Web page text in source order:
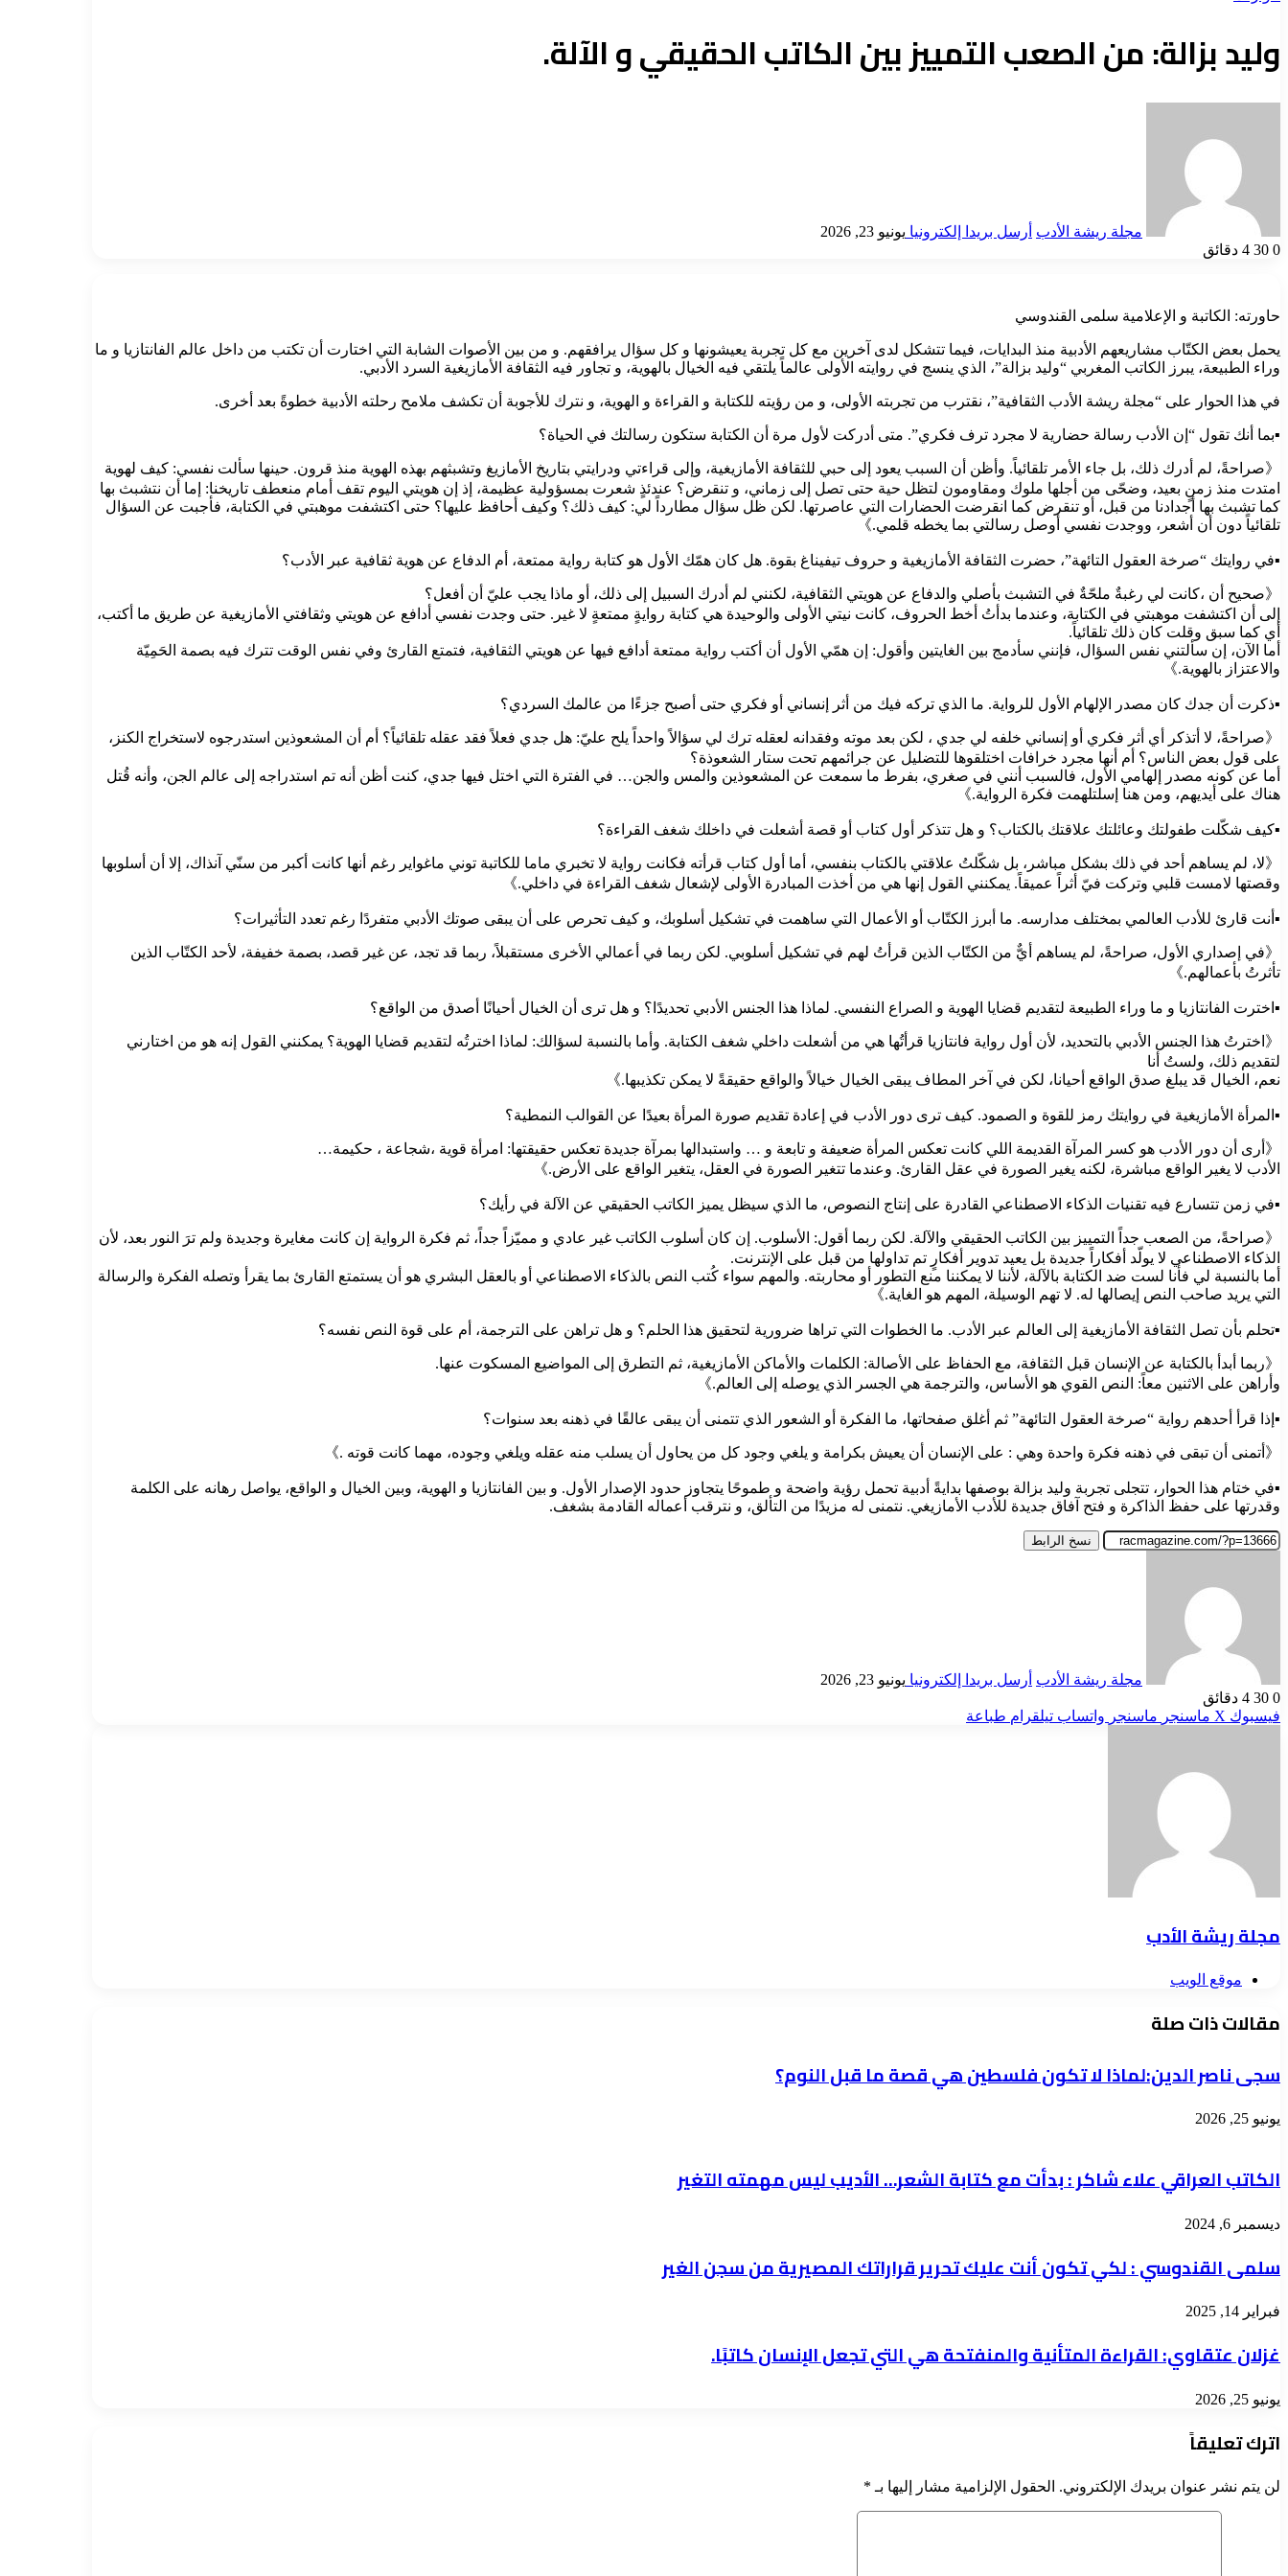
وليد بزالة: من الصعب التمييز بين الكاتب الحقيقي و الآلة.
مجلة ريشة الأدب أرسل بريدا إلكترونيا يونيو 23, 2026
0
4 دقائق
حاورته: الكاتبة و الإعلامية سلمى القندوسي
يحمل بعض الكتّاب مشاريعهم الأدبية منذ البدايات، فيما تتشكل لدى آخرين مع كل تجربة يعيشونها و كل سؤال يرافقهم. و من بين الأصوات الشابة التي اختارت أن تكتب من داخل عالم الفانتازيا و ما
وراء الطبيعة، يبرز الكاتب المغربي “وليد بزالة”، الذي ينسج في روايته الأولى عالماً يلتقي فيه الخيال بالهوية، و تجاور فيه الثقافة الأمازيغية السرد الأدبي.
في هذا الحوار على “مجلة ريشة الأدب الثقافية”، نقترب من تجربته الأولى، و من رؤيته للكتابة و القراءة و الهوية، و نترك للأجوبة أن تكشف ملامح رحلته الأدبية خطوةً بعد أخرى.
▪︎بما أنك تقول “إن الأدب رسالة حضارية لا مجرد ترف فكري”. متى أدركت لأول مرة أن الكتابة ستكون رسالتك في الحياة؟
《صراحةً، لم أدرك ذلك، بل جاء الأمر تلقائياً. وأظن أن السبب يعود إلى حبي للثقافة الأمازيغية، وإلى قراءتي ودرايتي بتاريخ الأمازيغ وتشبثهم بهذه الهوية منذ قرون. حينها سألت نفسي: كيف لهوية
امتدت منذ زمنٍ بعيد، وضحّى من أجلها ملوك ومقاومون لتظل حية حتى تصل إلى زماني، و تنقرض؟ عندئذٍ شعرت بمسؤولية عظيمة، إذ إن هويتي اليوم تقف أمام منعطف تاريخنا: إما أن نتشبث بها
كما تشبث بها أجدادنا من قبل، أو تنقرض كما انقرضت الحضارات التي عاصرتها. لكن ظل سؤال مطارداً لي: كيف ذلك؟ وكيف أحافظ عليها؟ حتى اكتشفت موهبتي في الكتابة، فأجبت عن السؤال
تلقائياً دون أن أشعر، ووجدت نفسي أوصل رسالتي بما يخطه قلمي.》
▪︎في روايتك “صرخة العقول التائهة”، حضرت الثقافة الأمازيغية و حروف تيفيناغ بقوة. هل كان همّك الأول هو كتابة رواية ممتعة، أم الدفاع عن هوية ثقافية عبر الأدب؟
《صحيح أن ،كانت لي رغبةٌ ملحّةٌ في التشبث بأصلي والدفاع عن هويتي الثقافية، لكنني لم أدرك السبيل إلى ذلك، أو ماذا يجب عليّ أن أفعل؟
إلى أن اكتشفت موهبتي في الكتابة، وعندما بدأتُ أخط الحروف، كانت نيتي الأولى والوحيدة هي كتابة روايةٍ ممتعةٍ لا غير. حتى وجدت نفسي أدافع عن هويتي وثقافتي الأمازيغية عن طريق ما أكتب،
أي كما سبق وقلت كان ذلك تلقائياً.
أما الآن، إن سألتني نفس السؤال، فإنني سأدمج بين الغايتين وأقول: إن همّي الأول أن أكتب رواية ممتعة أدافع فيها عن هويتي الثقافية، فتمتع القارئ وفي نفس الوقت تترك فيه بصمة الحَمِيّة
والاعتزاز بالهوية.》
▪︎ذكرت أن جدك كان مصدر الإلهام الأول للرواية. ما الذي تركه فيك من أثر إنساني أو فكري حتى أصبح جزءًا من عالمك السردي؟
《صراحةً، لا أتذكر أي أثر فكري أو إنساني خلفه لي جدي ، لكن بعد موته وفقدانه لعقله ترك لي سؤالاً واحداً يلح عليّ: هل جدي فعلاً فقد عقله تلقائياً؟ أم أن المشعوذين استدرجوه لاستخراج الكنز،
على قول بعض الناس؟ أم أنها مجرد خرافات اختلقوها للتضليل عن جرائمهم تحت ستار الشعوذة؟
أما عن كونه مصدر إلهامي الأول، فالسبب أنني في صغري، بفرط ما سمعت عن المشعوذين والمس والجن… في الفترة التي اختل فيها جدي، كنت أظن أنه تم استدراجه إلى عالم الجن، وأنه قُتل
هناك على أيديهم، ومن هنا إسلتلهمت فكرة الرواية.》
▪︎كيف شكّلت طفولتك وعائلتك علاقتك بالكتاب؟ و هل تتذكر أول كتاب أو قصة أشعلت في داخلك شغف القراءة؟
《لا، لم يساهم أحد في ذلك بشكل مباشر، بل شكّلتُ علاقتي بالكتاب بنفسي، أما أول كتاب قرأته فكانت رواية لا تخبري ماما للكاتبة توني ماغواير رغم أنها كانت أكبر من سنّي آنذاك، إلا أن أسلوبها
وقصتها لامست قلبي وتركت فيّ أثراً عميقاً. يمكنني القول إنها هي من أخذت المبادرة الأولى لإشعال شغف القراءة في داخلي.》
▪︎أنت قارئ للأدب العالمي بمختلف مدارسه. ما أبرز الكتّاب أو الأعمال التي ساهمت في تشكيل أسلوبك، و كيف تحرص على أن يبقى صوتك الأدبي متفردًا رغم تعدد التأثيرات؟
《في إصداري الأول، صراحةً، لم يساهم أيٌّ من الكتّاب الذين قرأتُ لهم في تشكيل أسلوبي. لكن ربما في أعمالي الأخرى مستقبلاً، ربما قد تجد، عن غير قصد، بصمة خفيفة، لأحد الكتّاب الذين
تأثرتُ بأعمالهم.》
▪︎اخترت الفانتازيا و ما وراء الطبيعة لتقديم قضايا الهوية و الصراع النفسي. لماذا هذا الجنس الأدبي تحديدًا؟ و هل ترى أن الخيال أحيانًا أصدق من الواقع؟
《اخترتُ هذا الجنس الأدبي بالتحديد، لأن أول رواية فانتازيا قرأتُها هي من أشعلت داخلي شغف الكتابة. وأما بالنسبة لسؤالك: لماذا اخترتُه لتقديم قضايا الهوية؟ يمكنني القول إنه هو من اختارني
لتقديم ذلك، ولستُ أنا
نعم، الخيال قد يبلغ صدق الواقع أحيانا، لكن في آخر المطاف يبقى الخيال خيالاً والواقع حقيقةً لا يمكن تكذيبها.》
▪︎المرأة الأمازيغية في روايتك رمز للقوة و الصمود. كيف ترى دور الأدب في إعادة تقديم صورة المرأة بعيدًا عن القوالب النمطية؟
《أرى أن دور الأدب هو كسر المرآة القديمة اللي كانت تعكس المرأة ضعيفة و تابعة و … واستبدالها بمرآة جديدة تعكس حقيقتها: امرأة قوية ،شجاعة ، حكيمة…
الأدب لا يغير الواقع مباشرة، لكنه يغير الصورة في عقل القارئ. وعندما تتغير الصورة في العقل، يتغير الواقع على الأرض.》
▪︎في زمن تتسارع فيه تقنيات الذكاء الاصطناعي القادرة على إنتاج النصوص، ما الذي سيظل يميز الكاتب الحقيقي عن الآلة في رأيك؟
《صراحةً، من الصعب جداً التمييز بين الكاتب الحقيقي والآلة. لكن ربما أقول: الأسلوب. إن كان أسلوب الكاتب غير عادي و مميّزاً جداً، ثم فكرة الرواية إن كانت مغايرة وجديدة ولم ترَ النور بعد، لأن
الذكاء الاصطناعي لا يولّد أفكاراً جديدة بل يعيد تدوير أفكارٍ تم تداولها من قبل على الإنترنت.
أما بالنسبة لي فأنا لست ضد الكتابة بالآلة، لأننا لا يمكننا منع التطور أو محاربته. والمهم سواء كُتب النص بالذكاء الاصطناعي أو بالعقل البشري هو أن يستمتع القارئ بما يقرأ وتصله الفكرة والرسالة
التي يريد صاحب النص إيصالها له. لا تهم الوسيلة، المهم هو الغاية.》
▪︎تحلم بأن تصل الثقافة الأمازيغية إلى العالم عبر الأدب. ما الخطوات التي تراها ضرورية لتحقيق هذا الحلم؟ و هل تراهن على الترجمة، أم على قوة النص نفسه؟
《ربما أبدأ بالكتابة عن الإنسان قبل الثقافة، مع الحفاظ على الأصالة: الكلمات والأماكن الأمازيغية، ثم التطرق إلى المواضيع المسكوت عنها.
وأراهن على الاثنين معاً: النص القوي هو الأساس، والترجمة هي الجسر الذي يوصله إلى العالم.》
▪︎إذا قرأ أحدهم رواية “صرخة العقول التائهة” ثم أغلق صفحاتها، ما الفكرة أو الشعور الذي تتمنى أن يبقى عالقًا في ذهنه بعد سنوات؟
《أتمنى أن تبقى في ذهنه فكرة واحدة وهي : على الإنسان أن يعيش بكرامة و يلغي وجود كل من يحاول أن يسلب منه عقله ويلغي وجوده، مهما كانت قوته .》
▪︎في ختام هذا الحوار، تتجلى تجربة وليد بزالة بوصفها بدايةً أدبية تحمل رؤية واضحة و طموحًا يتجاوز حدود الإصدار الأول. و بين الفانتازيا و الهوية، وبين الخيال و الواقع، يواصل رهانه على الكلمة
وقدرتها على حفظ الذاكرة و فتح آفاق جديدة للأدب الأمازيغي. نتمنى له مزيدًا من التألق، و نترقب أعماله القادمة بشغف.
نسخ الرابط
مجلة ريشة الأدب أرسل بريدا إلكترونيا يونيو 23, 2026
0
4 دقائق
فيسبوك ‫X ماسنجر ماسنجر واتساب تيلقرام طباعة
مجلة ريشة الأدب
موقع الويب
مقالات ذات صلة
سجى ناصر الدين:لماذا لا تكون فلسطين هي قصة ما قبل النوم؟
يونيو 25, 2026
الكاتب العراقي علاء شاكر : بدأت مع كتابة الشعر… الأديب ليس مهمته التغير
ديسمبر 6, 2024
سلمى القندوسي : لكي تكون أنت عليك تحرير قراراتك المصيرية من سجن الغير
فبراير 14, 2025
غزلان عتقاوي: القراءة المتأنية والمنفتحة هي التي تجعل الإنسان كاتبًا.
يونيو 25, 2026
اترك تعليقاً
لن يتم نشر عنوان بريدك الإلكتروني. الحقول الإلزامية مشار إليها بـ *